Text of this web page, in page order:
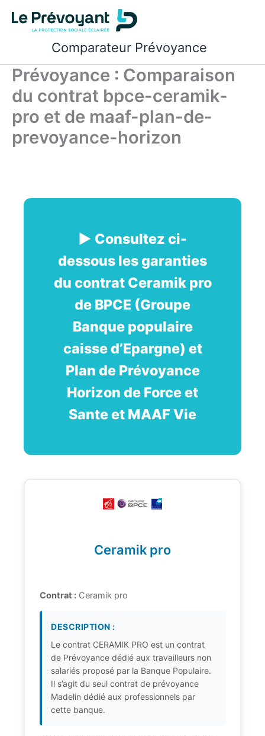
contenu
Comparateur Prévoyance
Prévoyance : Comparaison
du contrat bpce-ceramik-
pro et de maaf-plan-de-
prevoyance-horizon
► Consultez ci-
dessous les garanties
du contrat Ceramik pro
de BPCE (Groupe
Banque populaire
caisse d’Epargne) et
Plan de Prévoyance
Horizon de Force et
Sante et MAAF Vie
Ceramik pro
Contrat : Ceramik pro
DESCRIPTION :
Le contrat CERAMIK PRO est un contrat
de Prévoyance dédié aux travailleurs non
salariés proposé par la Banque Populaire.
Il s’agit du seul contrat de prévoyance
Madelin dédié aux professionnels par
cette banque.